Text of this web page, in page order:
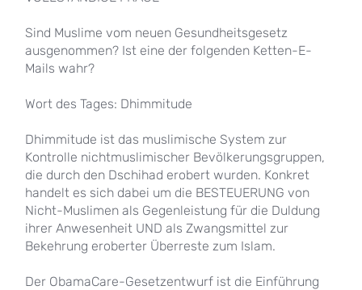
Sind Muslime vom neuen Gesundheitsgesetz
ausgenommen? Ist eine der folgenden Ketten-E-
Mails wahr?
Wort des Tages: Dhimmitude
Dhimmitude ist das muslimische System zur
Kontrolle nichtmuslimischer Bevölkerungsgruppen,
die durch den Dschihad erobert wurden. Konkret
handelt es sich dabei um die BESTEUERUNG von
Nicht-Muslimen als Gegenleistung für die Duldung
ihrer Anwesenheit UND als Zwangsmittel zur
Bekehrung eroberter Überreste zum Islam.
Der ObamaCare-Gesetzentwurf ist die Einführung